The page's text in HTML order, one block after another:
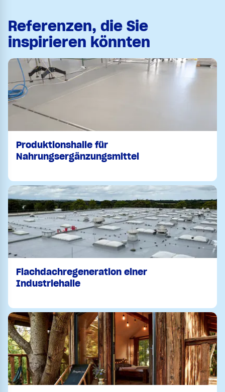
Referenzen, die Sie
inspirieren könnten
Produktionshalle für
Nahrungsergänzungsmittel
Flachdachregeneration einer
Industriehalle